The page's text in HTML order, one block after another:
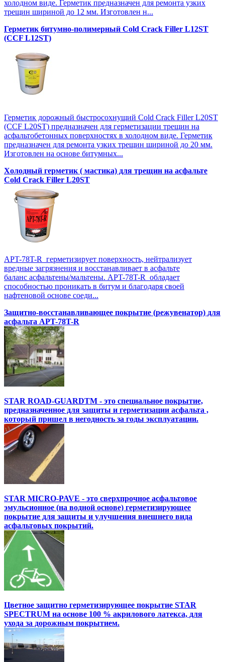
холодном виде. Герметик предназначен для ремонта узких
трещин шириной до 12 мм. Изготовлен н...
Герметик битумно-полимерный Cold Crack Filler L12SТ
(CCF L12SТ)
Герметик дорожный быстросохнущий Cold Crack Filler L20SТ
(CCF L20SТ) предназначен для герметизации трещин на
асфальтобетонных поверхностях в холодном виде. Герметик
предназначен для ремонта узких трещин шириной до 20 мм.
Изготовлен на основе битумных...
Холодный герметик ( мастика) для трещин на асфальте
Cold Crack Filler L20SТ
APT-78T-R герметизирует поверхность, нейтрализует
вредные загрязнения и восстанавливает в асфальте
баланс асфальтены/мальтены. APT-78T-R обладает
способностью проникать в битум и благодаря своей
нафтеновой основе соеди...
Защитно-восстанавливающее покрытие (режувенатор) для
асфальта APT-78T-R
STAR ROAD-GUARDTM - это специальное покрытие,
предназначенное для защиты и герметизации асфальта ,
который пришел в негодность за годы эксплуатации.
STAR MICRO-PAVE - это сверхпрочное асфальтовое
эмульсионное (на водной основе) герметизирующее
покрытие для защиты и улучшения внешнего вида
асфальтовых покрытий.
Цветное защитно герметизирующее покрытие STAR
SPECTRUM на основе 100 % акрилового латекса, для
ухода за дорожным покрытием.